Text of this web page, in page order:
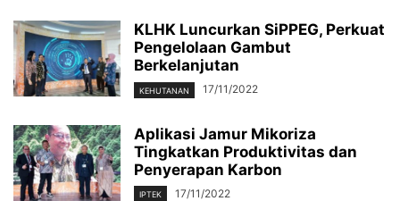
KLHK Luncurkan SiPPEG, Perkuat
Pengelolaan Gambut
Berkelanjutan
KEHUTANAN 17/11/2022
Aplikasi Jamur Mikoriza
Tingkatkan Produktivitas dan
Penyerapan Karbon
IPTEK 17/11/2022